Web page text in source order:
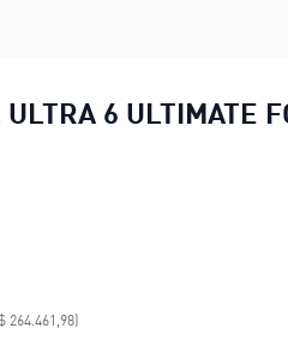
6 ULTIMATE
de fútbol ULTRA 6
fútbol ULTRA 6